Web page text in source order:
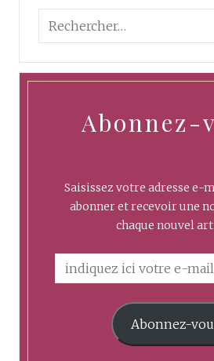
Abonnez-
Saisissez votre adresse e-
abonner et recevoir une
chaque nouvel
Abonnez-